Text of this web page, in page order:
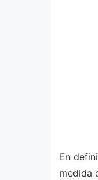
En
medida